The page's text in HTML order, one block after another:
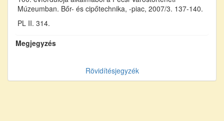
Múzeumban. Bőr- és cipőtechnika, -piac, 2007/3. 137-140.
PL II. 314.
Megjegyzés
Rövidítésjegyzék